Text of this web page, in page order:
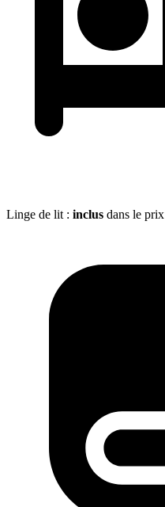
Linge de lit : inclus dans le prix